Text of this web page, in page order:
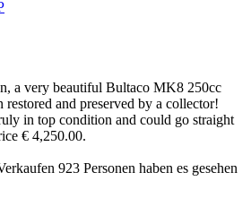
a very beautiful Bultaco MK8 250cc
restored and preserved by a collector!
in top condition and could go straight
€ 4,250.00.
923 Personen haben es gesehen